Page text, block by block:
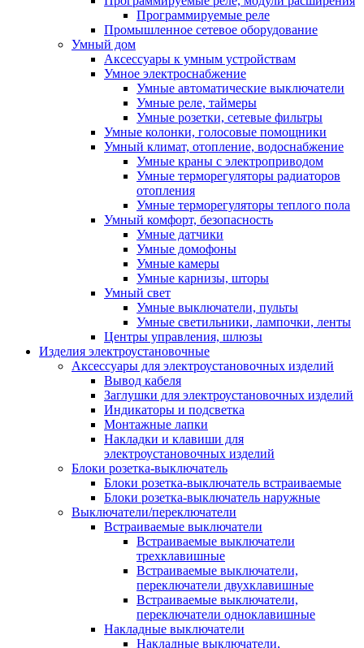
Программируемые реле
Промышленное сетевое оборудование
Умный дом
Аксессуары к умным устройствам
Умное электроснабжение
Умные автоматические выключатели
Умные реле, таймеры
Умные розетки, сетевые фильтры
Умные колонки, голосовые помощники
Умный климат, отопление, водоснабжение
Умные краны с электроприводом
Умные терморегуляторы радиаторов
отопления
Умные терморегуляторы теплого пола
Умный комфорт, безопасность
Умные датчики
Умные домофоны
Умные камеры
Умные карнизы, шторы
Умный свет
Умные выключатели, пульты
Умные светильники, лампочки, ленты
Центры управления, шлюзы
Изделия электроустановочные
Аксессуары для электроустановочных изделий
Вывод кабеля
Заглушки для электроустановочных изделий
Индикаторы и подсветка
Монтажные лапки
Накладки и клавиши для
электроустановочных изделий
Блоки розетка-выключатель
Блоки розетка-выключатель встраиваемые
Блоки розетка-выключатель наружные
Выключатели/переключатели
Встраиваемые выключатели
Встраиваемые выключатели
трехклавишные
Встраиваемые выключатели,
переключатели двухклавишные
Встраиваемые выключатели,
переключатели одноклавишные
Накладные выключатели
Накладные выключатели,